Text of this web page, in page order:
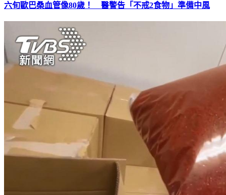
六旬歐巴桑血管像80歲！ 醫警告「不戒2食物」準備中風